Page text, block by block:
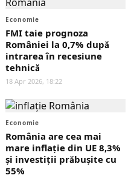
Economie
FMI taie prognoza
României la 0,7% după
intrarea în recesiune
tehnică
18 Apr 2026, 18:22
Economie
România are cea mai
mare inflație din UE 8,3%
și investiții prăbușite cu
55%